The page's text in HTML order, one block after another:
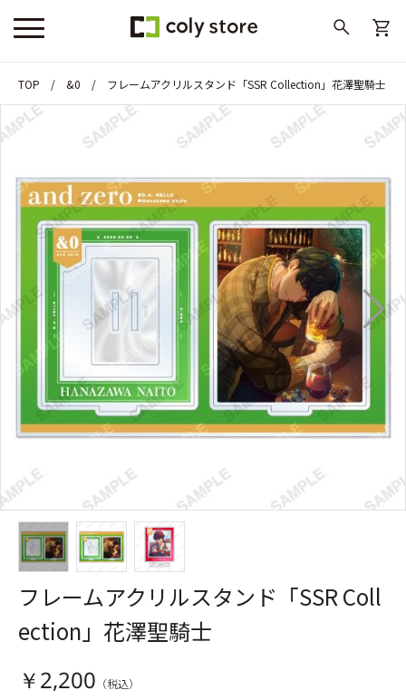
TOP &0 フレームアクリルスタンド「SSR Collection」花澤聖騎士
フレームアクリルスタンド「SSR Coll
ection」花澤聖騎士
￥2,200